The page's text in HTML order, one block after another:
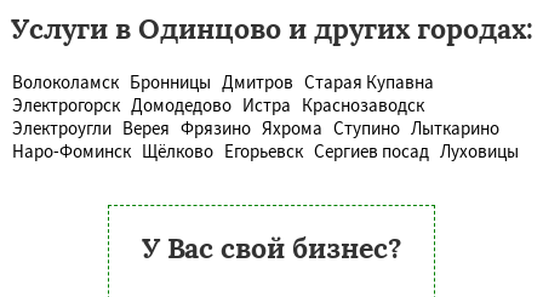
Услуги в Одинцово и других городах:
Волоколамск Бронницы Дмитров Старая Купавна
Электрогорск Домодедово Истра Краснозаводск
Электроугли Верея Фрязино Яхрома Ступино Лыткарино
Наро-Фоминск Щёлково Егорьевск Сергиев посад Луховицы
У Вас свой бизнес?